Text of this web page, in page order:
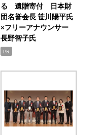
る 遺贈寄付 日本財
団名誉会長 笹川陽平氏
×フリーアナウンサー
長野智子氏
PR